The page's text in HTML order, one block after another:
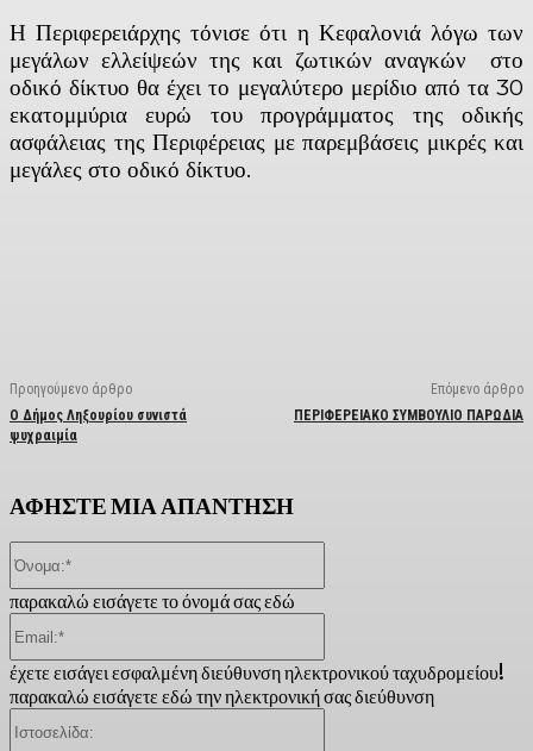
Η Περιφερειάρχης τόνισε ότι η Κεφαλονιά λόγω των
μεγάλων ελλείψεών της και ζωτικών αναγκών στο
οδικό δίκτυο θα έχει το μεγαλύτερο μερίδιο από τα 30
εκατομμύρια ευρώ του προγράμματος της οδικής
ασφάλειας της Περιφέρειας με παρεμβάσεις μικρές και
μεγάλες στο οδικό δίκτυο.
Προηγούμενο άρθρο
Ο Δήμος Ληξουρίου συνιστά
ψυχραιμία
Επόμενο άρθρο
ΠΕΡΙΦΕΡΕΙΑΚΟ ΣΥΜΒΟΥΛΙΟ ΠΑΡΩΔΙΑ
ΑΦΗΣΤΕ ΜΙΑ ΑΠΑΝΤΗΣΗ
παρακαλώ εισάγετε το όνομά σας εδώ
έχετε εισάγει εσφαλμένη διεύθυνση ηλεκτρονικού ταχυδρομείου!
παρακαλώ εισάγετε εδώ την ηλεκτρονική σας διεύθυνση